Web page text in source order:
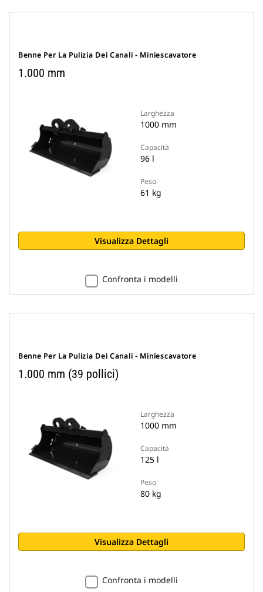
Benne Per La Pulizia Dei Canali - Miniescavatore
1.000 mm
Larghezza
1000 mm
Capacità
96 l
Peso
61 kg
Visualizza Dettagli
Confronta i modelli
Benne Per La Pulizia Dei Canali - Miniescavatore
1.000 mm (39 pollici)
Larghezza
1000 mm
Capacità
125 l
Peso
80 kg
Visualizza Dettagli
Confronta i modelli